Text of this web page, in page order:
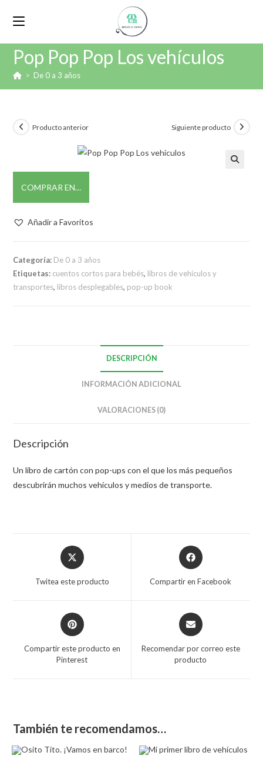
Pop Pop Pop Los vehículos
> De 0 a 3 años
Producto anterior Siguiente producto
COMPRAR EN…
Añadir a Favoritos
Categoría: De 0 a 3 años
Etiquetas: cuentos cortos para bebés, libros de vehículos y
transportes, libros desplegables, pop-up book
DESCRIPCIÓN
INFORMACIÓN ADICIONAL
VALORACIONES (0)
Descripción
Un libro de cartón con pop-ups con el que los más pequeños
descubrirán muchos vehículos y medios de transporte.
Twitea este producto Compartir en Facebook
Compartir este producto en
Pinterest
Recomendar por correo este
producto
También te recomendamos…